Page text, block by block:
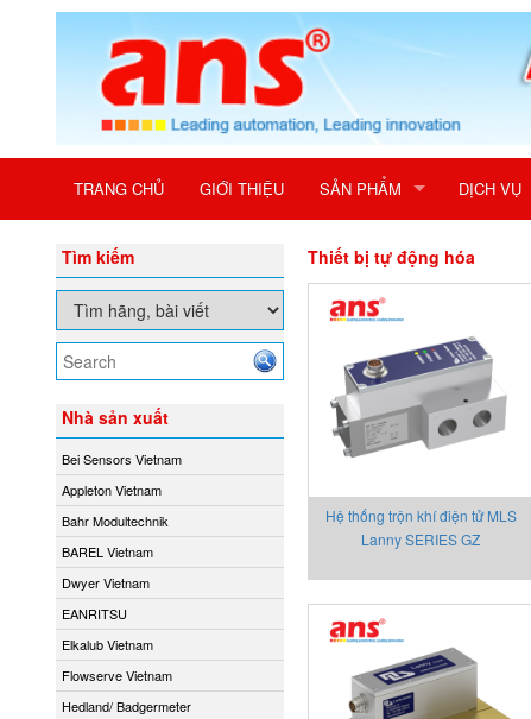
TRANG CHỦ GIỚI THIỆU SẢN PHẨM DỊCH VỤ
Tìm kiếm
Nhà sản xuất
Bei Sensors Vietnam
Appleton Vietnam
Bahr Modultechnik
BAREL Vietnam
Dwyer Vietnam
EANRITSU
Elkalub Vietnam
Flowserve Vietnam
Hedland/ Badgermeter
Thiết bị tự động hóa
Hệ thống trộn khí điện tử MLS
Lanny SERIES GZ